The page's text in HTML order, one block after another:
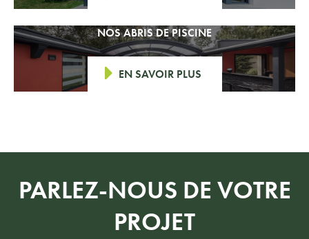
NOS ABRIS DE PISCINE
EN SAVOIR PLUS
PARLEZ-NOUS DE VOTRE
PROJET